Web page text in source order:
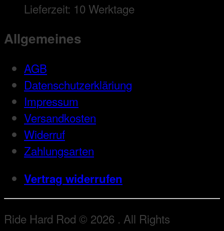
Lieferzeit: 10 Werktage
Allgemeines
AGB
Datenschutzerkläriung
Impressum
Versandkosten
Widerruf
Zahlungsarten
Vertrag widerrufen
Ride Hard Rod © 2026 . All Rights